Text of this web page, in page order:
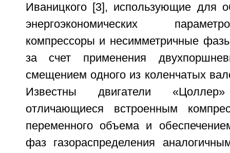
Иваницкого [3], использующие для
энергоэкономических
компрессоры и несимметричные
за счет применения
смещением одного из коленчатых
Известны двигатели
отличающиеся встроенным
переменного объема и
фаз газораспределения